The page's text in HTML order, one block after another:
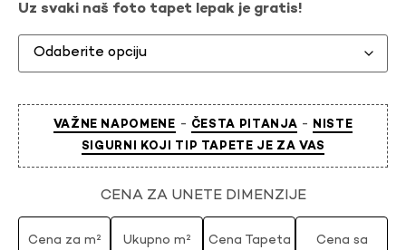
Uz svaki naš foto tapet lepak je gratis!
VAŽNE NAPOMENE - ČESTA PITANJA - NISTE
SIGURNI KOJI TIP TAPETE JE ZA VAS
CENA ZA UNETE DIMENZIJE
Cena za m² Ukupno m² Cena Tapeta
Cena sa